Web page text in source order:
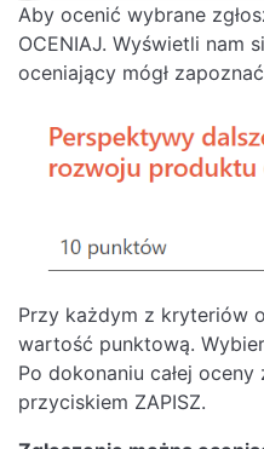
Aby ocenić wybrane
OCENIAJ. Wyświetli nam
oceniający mógł
Przy każdym z kryteriów
wartość punktową.
Po dokonaniu całej
przyciskiem ZAPISZ.